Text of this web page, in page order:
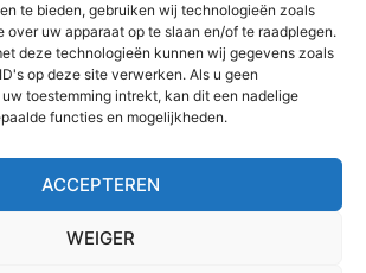
te bieden, gebruiken wij technologieën zoals
over uw apparaat op te slaan en/of te raadplegen.
deze technologieën kunnen wij gegevens zoals
op deze site verwerken. Als u geen
toestemming intrekt, kan dit een nadelige
functies en mogelijkheden.
ACCEPTEREN
WEIGER
aan
9,95
Toevoegen aan
winkelwagen
1 2 3 4 →